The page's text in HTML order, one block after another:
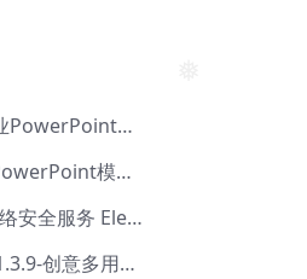
Ronni-商业PowerPoint模板【Dc-0077】
SHAPER PowerPoint模板【Dc-0184】
Jarvis – 网络安全服务 Elementor 模板套件【Aa-0035】
lmpeka v1.3.9-创意多用途 WordPress 主题【Be-0064】